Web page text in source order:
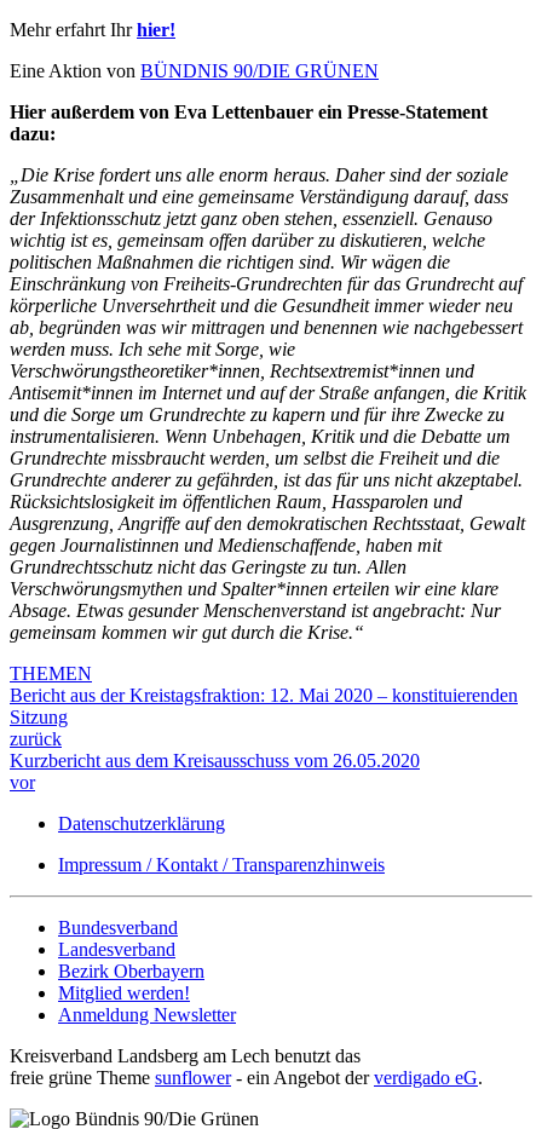
Mehr erfahrt Ihrhier!
Eine Aktion von BÜNDNIS 90/DIE GRÜNEN
Hier außerdem von Eva Lettenbauer ein Presse-Statement
dazu:
„Die Krise fordert uns alle enorm heraus. Daher sind der soziale
Zusammenhalt und eine gemeinsame Verständigung darauf, dass
der Infektionsschutz jetzt ganz oben stehen, essenziell. Genauso
wichtig ist es, gemeinsam offen darüber zu diskutieren, welche
politischen Maßnahmen die richtigen sind. Wir wägen die
Einschränkung von Freiheits-Grundrechten für das Grundrecht auf
körperliche Unversehrtheit und die Gesundheit immer wieder neu
ab, begründen was wir mittragen und benennen wie nachgebessert
werden muss. Ich sehe mit Sorge, wie
Verschwörungstheoretiker*innen, Rechtsextremist*innen und
Antisemit*innen im Internet und auf der Straße anfangen, die Kritik
und die Sorge um Grundrechte zu kapern und für ihre Zwecke zu
instrumentalisieren. Wenn Unbehagen, Kritik und die Debatte um
Grundrechte missbraucht werden, um selbst die Freiheit und die
Grundrechte anderer zu gefährden, ist das für uns nicht akzeptabel.
Rücksichtslosigkeit im öffentlichen Raum, Hassparolen und
Ausgrenzung, Angriffe auf den demokratischen Rechtsstaat, Gewalt
gegen Journalistinnen und Medienschaffende, haben mit
Grundrechtsschutz nicht das Geringste zu tun. Allen
Verschwörungsmythen und Spalter*innen erteilen wir eine klare
Absage. Etwas gesunder Menschenverstand ist angebracht: Nur
gemeinsam kommen wir gut durch die Krise.“
THEMEN
Bericht aus der Kreistagsfraktion: 12. Mai 2020 – konstituierenden
Sitzung
zurück
Kurzbericht aus dem Kreisausschuss vom 26.05.2020
vor
Datenschutzerklärung
Impressum / Kontakt / Transparenzhinweis
Bundesverband
Landesverband
Bezirk Oberbayern
Mitglied werden!
Anmeldung Newsletter
Kreisverband Landsberg am Lech benutzt das
freie grüne Theme sunflower‐ ein Angebot derverdigado eG.